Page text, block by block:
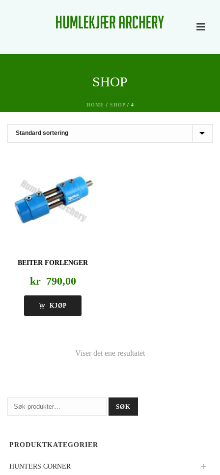
SHOP
HOME / SHOP/ 4
BEITER FORLENGER
kr 790,00
KJØP
Viser det ene resultatet
Søk
etter:
SØK
PRODUKTKATEGORIER
HUNTERS CORNER